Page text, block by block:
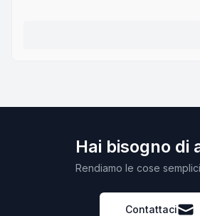
Hai bisogno di
Rendiamo le cose
Contattaci